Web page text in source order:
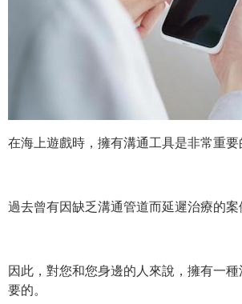
在海上遊戲時，擁有溝通工具是非常重要
過去曾有因缺乏溝通管道而延遲治療的案
因此，對您和您身邊的人來說，擁有一
要的。